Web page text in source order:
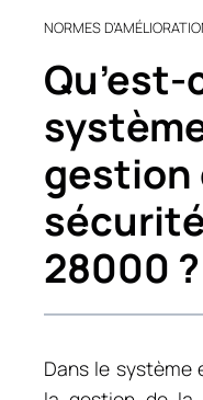
NORMES
Qu’est-
gestion
28000 ?
Dans le système